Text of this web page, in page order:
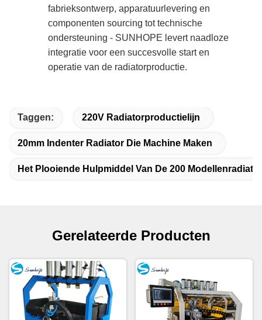
fabrieksontwerp, apparatuurlevering en
componenten sourcing tot technische
ondersteuning - SUNHOPE levert naadloze
integratie voor een succesvolle start en
operatie van de radiatorproductie.
Taggen: 220V Radiatorproductielijn
20mm Indenter Radiator Die Machine Maken
Het Plooiende Hulpmiddel Van De 200 Modellenradiator
Gerelateerde Producten